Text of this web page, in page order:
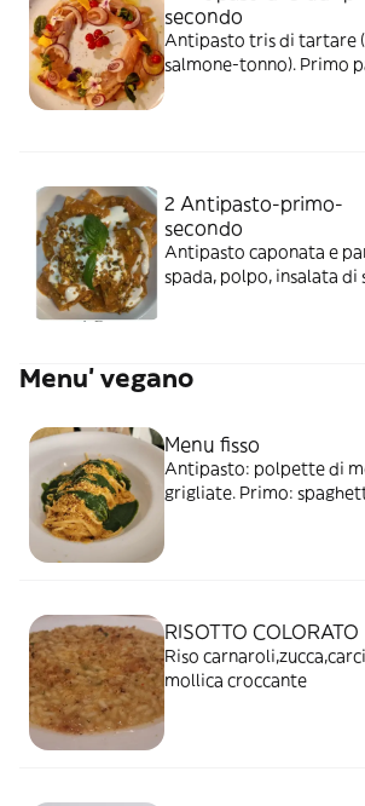
secondo
Antipasto tris di tartare
salmone-tonno). Primo paccheri oltremare.
2 Antipasto-primo-
secondo
Antipasto caponata e
spada, polpo, insalata di
Menu' vegano
Menu fisso
Antipasto: polpette di
grigliate. Primo: spaghetto con hummus di
RISOTTO COLORATO
Riso
mollica croccante